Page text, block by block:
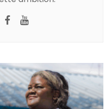
WebsiteFacebook